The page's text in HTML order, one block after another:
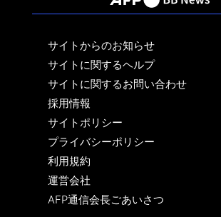
サイトからのお知らせ
サイトに関するヘルプ
サイトに関するお問い合わせ
採用情報
サイトポリシー
プライバシーポリシー
利用規約
運営会社
AFP通信会長ごあいさつ